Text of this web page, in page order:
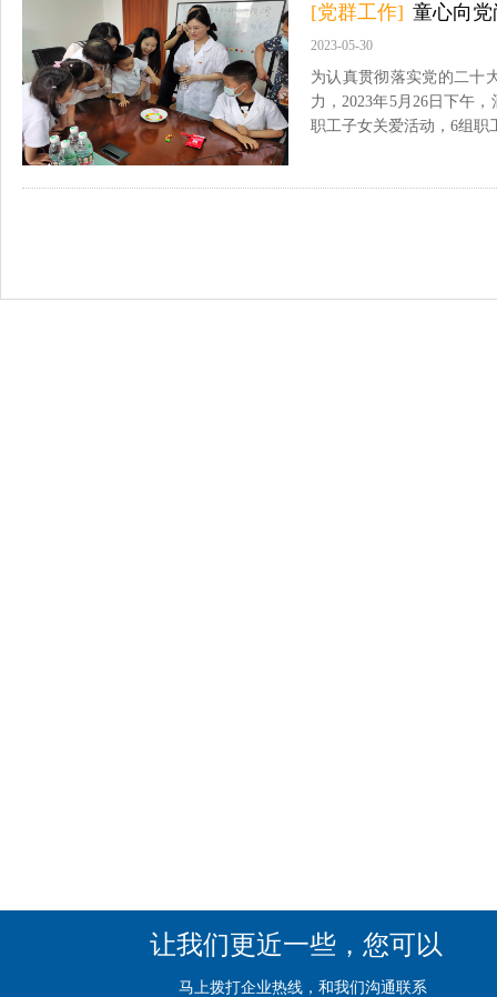
[党群工作] 童心向
2023-05-30
为认真贯彻落实党的二十
力，2023年5月26日下午
职工子女关爱活动，6组职
让我们更近一些，您可以
马上拨打企业热线，和我们沟通联系